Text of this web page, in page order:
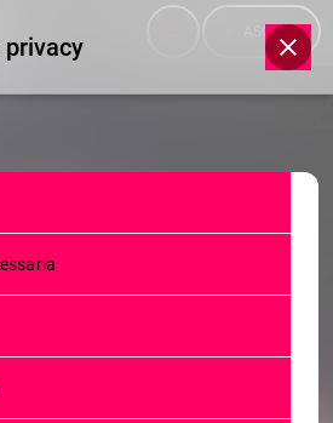
ASCOLTA
TELEGIORNALE
15 12 2016
privacy